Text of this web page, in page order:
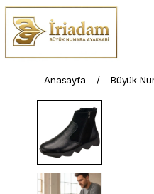
Anasayfa Büyük